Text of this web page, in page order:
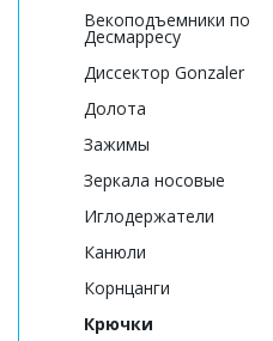
Векоподъемники по
Десмарресу
Диссектор Gonzaler
Долота
Зажимы
Зеркала носовые
Иглодержатели
Канюли
Корнцанги
Крючки